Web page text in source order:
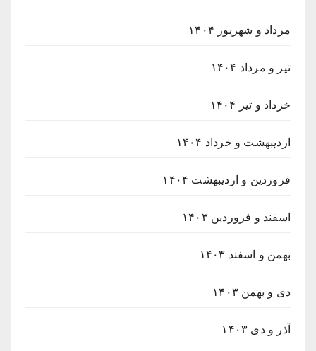
مرداد و شهریور ۱۴۰۴
تیر و مرداد ۱۴۰۴
خرداد و تیر ۱۴۰۴
اردیبهشت و خرداد ۱۴۰۴
فروردین و اردیبهشت ۱۴۰۴
اسفند و فروردین ۱۴۰۳
بهمن و اسفند ۱۴۰۳
دی و بهمن ۱۴۰۳
آذر و دی ۱۴۰۳